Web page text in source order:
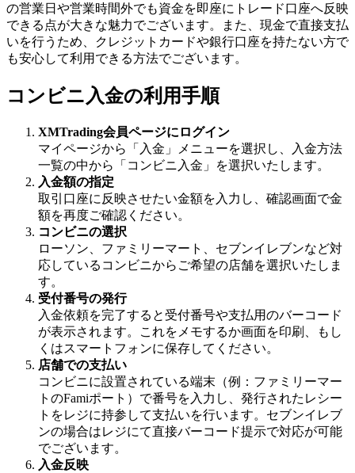
の営業日や営業時間外でも資金を即座にトレード口座へ反映
できる点が大きな魅力でございます。また、現金で直接支払
いを行うため、クレジットカードや銀行口座を持たない方で
も安心して利用できる方法でございます。
コンビニ入金の利用手順
XMTrading会員ページにログイン
マイページから「入金」メニューを選択し、入金方法
一覧の中から「コンビニ入金」を選択いたします。
入金額の指定
取引口座に反映させたい金額を入力し、確認画面で金
額を再度ご確認ください。
コンビニの選択
ローソン、ファミリーマート、セブンイレブンなど対
応しているコンビニからご希望の店舗を選択いたしま
す。
受付番号の発行
入金依頼を完了すると受付番号や支払用のバーコード
が表示されます。これをメモするか画面を印刷、もし
くはスマートフォンに保存してください。
店舗での支払い
コンビニに設置されている端末（例：ファミリーマー
トのFamiポート）で番号を入力し、発行されたレシー
トをレジに持参して支払いを行います。セブンイレブ
ンの場合はレジにて直接バーコード提示で対応が可能
でございます。
入金反映